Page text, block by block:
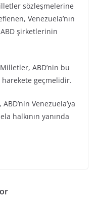
sözleşmelerine
Venezuela’nın
şirketlerinin
ABD’nin bu
harekete geçmelidir.
Venezuela’ya
halkının yanında